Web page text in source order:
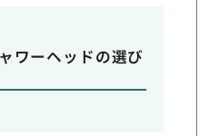
ワーヘッドの選び